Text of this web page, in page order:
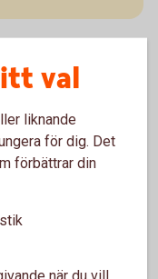
i
besluta och
Vi finns på plats
val
liknande
för dig. Det
förbättrar din
när du vill,